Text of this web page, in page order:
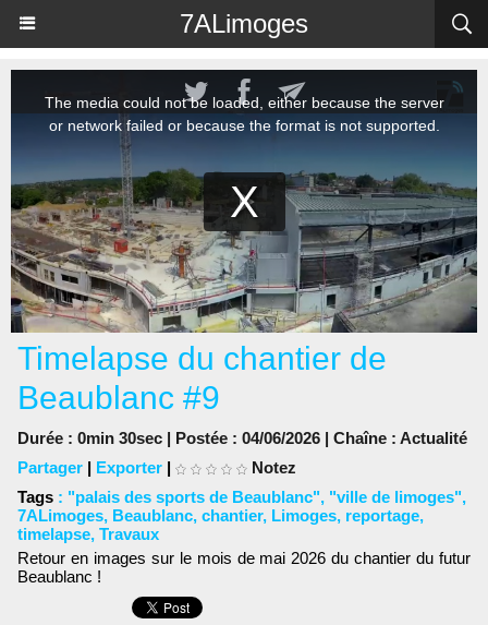
7ALimoges
Timelapse du chantier de
Beaublanc #9
Durée : 0min 30sec | Postée : 04/06/2026 | Chaîne : Actualité
Partager | Exporter |
Notez
Tags : "palais des sports de Beaublanc", "ville de limoges",
7ALimoges, Beaublanc, chantier, Limoges, reportage,
timelapse, Travaux
Retour en images sur le mois de mai 2026 du chantier du futur
Beaublanc !